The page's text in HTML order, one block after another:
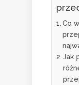
Co
Jak